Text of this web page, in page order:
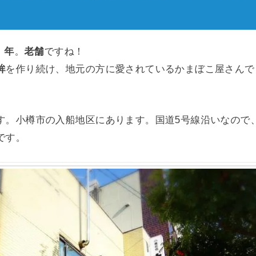
年。老舗ですね！
を作り続け、地元の方に愛されているかまぼこ屋さんで
。小樽市の入船地区にあります。国道5号線沿いなので、
。